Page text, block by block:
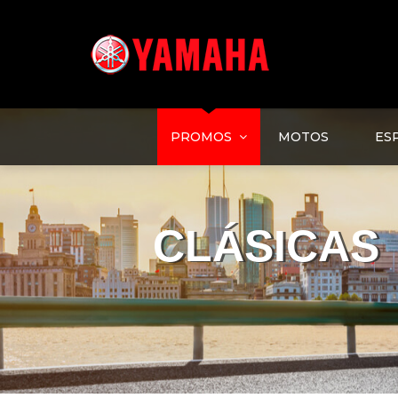
PROMOS MOTOS
Yamaha Ultramotor está en Honduras desde 1972 y desde entonces nos
clientes motos de trabajo, todo terreno, deportivas, automáticas, semi
CLÁSICAS